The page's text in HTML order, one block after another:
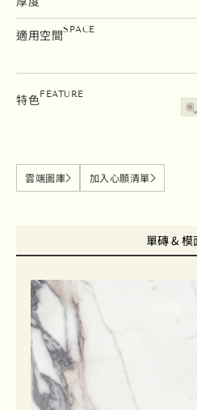
適用空間SPACE
特色FEATURE
雲端圖庫 加入心願清單
單磚 & 模